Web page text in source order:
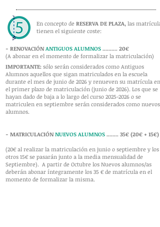
En concepto de RESERVA DE PLAZA, las matrículas
tienen el siguiente coste:
- RENOVACIÓN ANTIGUOS ALUMNOS .......... 20€
(A abonar en el momento de formalizar la matriculación)
IMPORTANTE: sólo serán considerados como Antiguos
Alumnos aquellos que sigan matriculados en la escuela
durante el mes de junio de 2026 y renueven su matrícula en
el primer plazo de matriculación (junio de 2026). Los que se
hayan dado de baja a lo largo del curso 2025-2026 o se
matriculen en septiembre serán considerados como nuevos
alumnos.
- MATRICULACIÓN NUEVOS ALUMNOS ........ 35€ (20€ + 15€)
(20€ al realizar la matriculación en junio o septiembre y los
otros 15€ se pasarán junto a la media mensualidad de
Septiembre). A partir de Octubre los Nuevos alumnos/as
deberán abonar íntegramente los 35 € de matrícula en el
momento de formalizar la misma.